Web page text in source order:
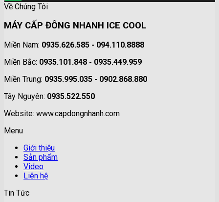
Về Chúng Tôi
MÁY CẤP ĐÔNG NHANH ICE COOL
Miền Nam: 0935.626.585 - 094.110.8888
Miền Bắc: 0935.101.848 - 0935.449.959
Miền Trung: 0935.995.035 - 0902.868.880
Tây Nguyên: 0935.522.550
Website: www.capdongnhanh.com
Menu
Giới thiệu
Sản phẩm
Video
Liên hệ
Tin Tức